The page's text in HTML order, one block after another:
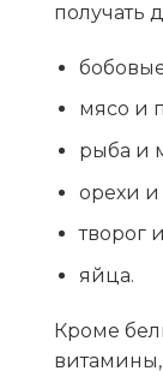
получать
мясо и
рыба и
орехи
творог
яйца.
Кроме